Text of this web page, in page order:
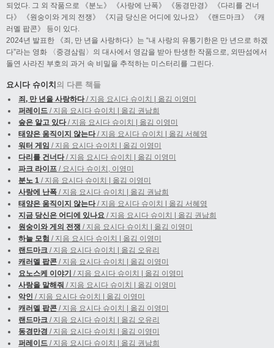
되었다. 그 외 작품으로 《분노》 《사랑에 난폭》 《동경만경》 《다리를 건너
다》 《원숭이와 게의 전쟁》 《지금 당신은 어디에 있나요》 《랜드마크》 《캐
러멜 팝콘》 등이 있다.
2024년 발표한 《죄, 만 년을 사랑하다》는 “내 사랑의 유통기한은 만 년으로 하겠
다”라는 영화 〈중경삼림〉의 대사에서 영감을 받아 탄생한 작품으로, 외딴섬에서
돌연 사라진 부호의 과거 속 비밀을 추적하는 미스터리를 그린다.
요시다 슈이치 의 다른 책들
죄, 만 년을 사랑하다/ 지음 요시다 슈이치 | 옮김 이영미
퍼레이드 / 지음 요시다 슈이치 | 옮김 권남희
숲은 알고 있다/ 지음 요시다 슈이치 | 옮김 이영미
태양은 움직이지 않는다/ 지음 요시다 슈이치 | 옮김 서혜영
워터 게임 / 지음 요시다 슈이치 | 옮김 이영미
다리를 건너다/ 지음 요시다 슈이치 | 옮김 이영미
파크 라이프 / 요시다 슈이치, 이영미
분노 1 / 지음 요시다 슈이치 | 옮김 이영미
사랑에 난폭 / 지음 요시다 슈이치 | 옮김 권남희
태양은 움직이지 않는다/ 지음 요시다 슈이치 | 옮김 서혜영
지금 당신은 어디에 있나요 / 지음 요시다 슈이치 | 옮김 권남희
원숭이와 게의 전쟁 / 지음 요시다 슈이치 | 옮김 이영미
하늘 모험 / 지음 요시다 슈이치 | 옮김 이영미
랜드마크 / 지음 요시다 슈이치 | 옮김 오유리
캐러멜 팝콘 / 지음 요시다 슈이치 | 옮김 이영미
요노스케 이야기 / 지음 요시다 슈이치 | 옮김 이영미
사랑을 말해줘 / 지음 요시다 슈이치 | 옮김 이영미
악인 / 지음 요시다 슈이치 | 옮김 이영미
캐러멜 팝콘 / 지음 요시다 슈이치 | 옮김 이영미
랜드마크 / 지음 요시다 슈이치 | 옮김 오유리
동경만경 / 지음 요시다 슈이치 | 옮김 이영미
퍼레이드 / 지음 요시다 슈이치 | 옮김 권남희